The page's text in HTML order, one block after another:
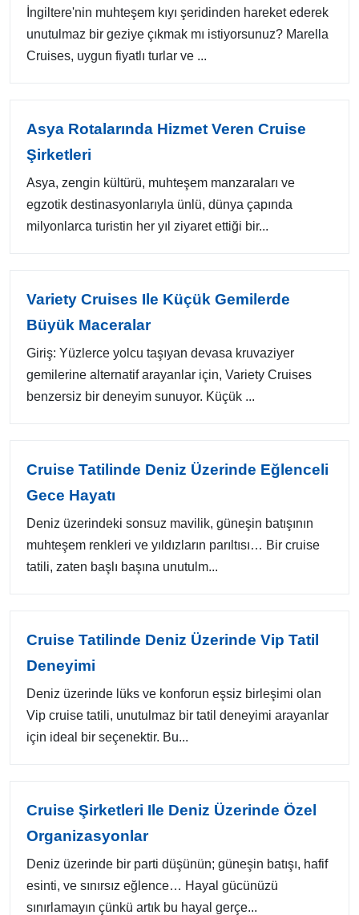
İngiltere'nin muhteşem kıyı şeridinden hareket ederek
unutulmaz bir geziye çıkmak mı istiyorsunuz? Marella
Cruises, uygun fiyatlı turlar ve ...
Asya Rotalarında Hizmet Veren Cruise
Şirketleri
Asya, zengin kültürü, muhteşem manzaraları ve
egzotik destinasyonlarıyla ünlü, dünya çapında
milyonlarca turistin her yıl ziyaret ettiği bir...
Variety Cruises Ile Küçük Gemilerde
Büyük Maceralar
Giriş: Yüzlerce yolcu taşıyan devasa kruvaziyer
gemilerine alternatif arayanlar için, Variety Cruises
benzersiz bir deneyim sunuyor. Küçük ...
Cruise Tatilinde Deniz Üzerinde Eğlenceli
Gece Hayatı
Deniz üzerindeki sonsuz mavilik, güneşin batışının
muhteşem renkleri ve yıldızların parıltısı… Bir cruise
tatili, zaten başlı başına unutulm...
Cruise Tatilinde Deniz Üzerinde Vip Tatil
Deneyimi
Deniz üzerinde lüks ve konforun eşsiz birleşimi olan
Vip cruise tatili, unutulmaz bir tatil deneyimi arayanlar
için ideal bir seçenektir. Bu...
Cruise Şirketleri Ile Deniz Üzerinde Özel
Organizasyonlar
Deniz üzerinde bir parti düşünün; güneşin batışı, hafif
esinti, ve sınırsız eğlence… Hayal gücünüzü
sınırlamayın çünkü artık bu hayal gerçe...